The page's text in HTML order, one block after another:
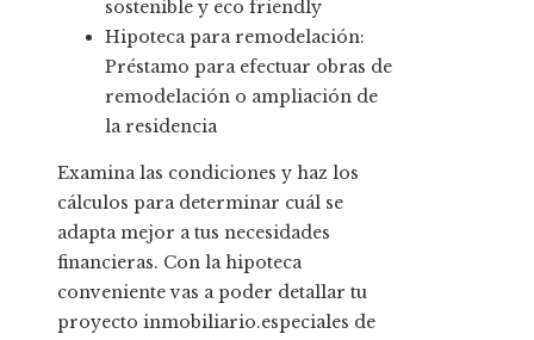
sostenible y eco friendly
Hipoteca para remodelación:
Préstamo para efectuar obras de
remodelación o ampliación de
la residencia
Examina las condiciones y haz los
cálculos para determinar cuál se
adapta mejor a tus necesidades
financieras. Con la hipoteca
conveniente vas a poder detallar tu
proyecto inmobiliario.especiales de